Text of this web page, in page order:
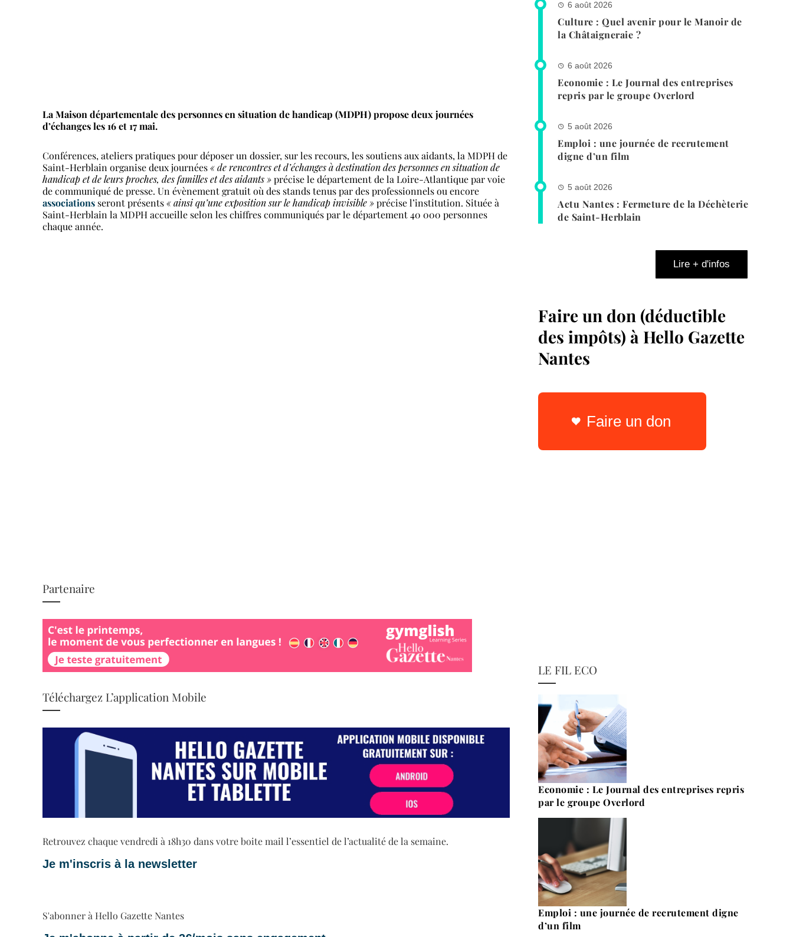
La Maison départementale des personnes en situation de handicap (MDPH) propose deux journées
d’échanges les 16 et 17 mai.
Conférences, ateliers pratiques pour déposer un dossier, sur les recours, les soutiens aux aidants, la MDPH de
Saint-Herblain organise deux journées« de rencontres et d’échanges à destination des personnes en situation de
handicap et de leurs proches, des familles et des aidants »précise le département de la Loire-Atlantique par voie
de communiqué de presse. Un évènement gratuit où des stands tenus par des professionnels ou encore
associations seront présents« ainsi qu’une exposition sur le handicap invisible »précise l’institution. Située à
Saint-Herblain la MDPH accueille selon les chiffres communiqués par le département 40 000 personnes
chaque année.
Partenaire
Téléchargez L’application Mobile
Retrouvez chaque vendredi à 18h30 dans votre boite mail l’essentiel de l’actualité de la semaine.
Je m'inscris à la newsletter
S'abonner à Hello Gazette Nantes
6 août 2026
Culture : Quel avenir pour le Manoir de
la Châtaigneraie ?
6 août 2026
Economie : Le Journal des entreprises
repris par le groupe Overlord
5 août 2026
Emploi : une journée de recrutement
digne d’un film
5 août 2026
Actu Nantes : Fermeture de la Déchèterie
de Saint-Herblain
Lire + d'infos
Faire un don (déductible
des impôts) à Hello Gazette
Nantes
Faire un don
LE FIL ECO
Economie : Le Journal des entreprises repris
par le groupe Overlord
Emploi : une journée de recrutement digne
d’un film